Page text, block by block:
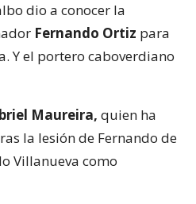
dio a conocer la
Fernando Ortiz para
Y el portero caboverdiano
Maureira, quien ha
la lesión de Fernando de
Villanueva como